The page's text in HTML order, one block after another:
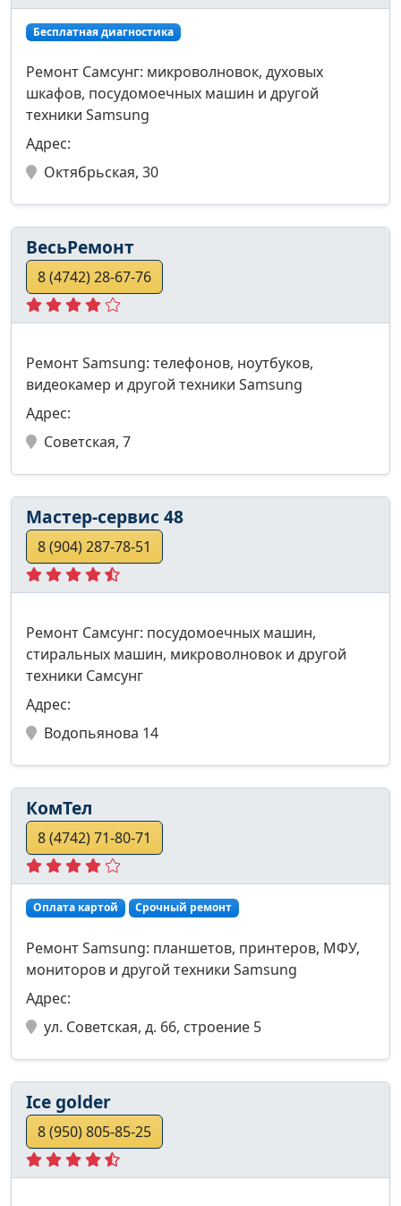
Бесплатная диагностика
Ремонт Самсунг: микроволновок, духовых
шкафов, посудомоечных машин и другой
техники Samsung
Адрес:
Октябрьская, 30
ВесьРемонт
8 (4742) 28-67-76
Ремонт Samsung: телефонов, ноутбуков,
видеокамер и другой техники Samsung
Адрес:
Советская, 7
Мастер-сервис 48
8 (904) 287-78-51
Ремонт Самсунг: посудомоечных машин,
стиральных машин, микроволновок и другой
техники Самсунг
Адрес:
Водопьянова 14
КомТел
8 (4742) 71-80-71
Оплата картой Срочный ремонт
Ремонт Samsung: планшетов, принтеров, МФУ,
мониторов и другой техники Samsung
Адрес:
ул. Советская, д. 66, строение 5
Ice golder
8 (950) 805-85-25